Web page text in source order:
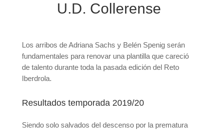
U.D. Collerense
Los arribos de Adriana Sachs y Belén Spenig serán
fundamentales para renovar una plantilla que careció
de talento durante toda la pasada edición del Reto
Iberdrola.
Resultados temporada 2019/20
Siendo solo salvados del descenso por la prematura